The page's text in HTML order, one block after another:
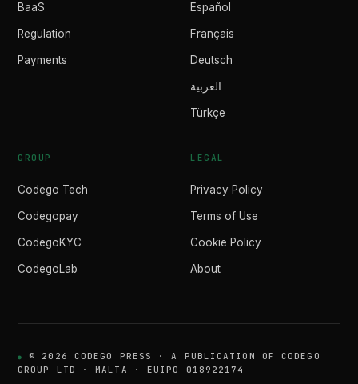
BaaS
Regulation
Payments
Español
Français
Deutsch
العربية
Türkçe
GROUP
Codego Tech
Codegopay
CodegoKYC
CodegoLab
LEGAL
Privacy Policy
Terms of Use
Cookie Policy
About
© 2026 CODEGO PRESS · A PUBLICATION OF CODEGO
GROUP LTD · MALTA · EUIPO 018922174